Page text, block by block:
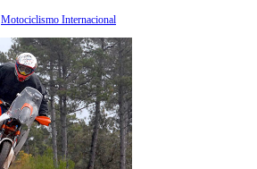
Motociclismo Internacional